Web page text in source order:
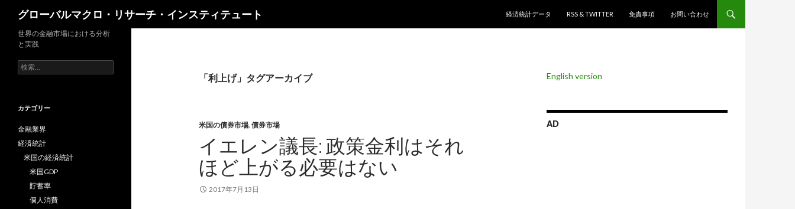
グローバルマクロ・リサーチ・インスティテュート
経済統計データ
RSS & TWITTER 免責事項 お問い合わせ
「利上げ」タグアーカイブ
米国の債券市場, 債券市場
イエレン議長: 政策金利はそれ
ほど上がる必要はない
2017年7月13日
English version
AD
世界の金融市場における分析
と実践
検
索:
カテゴリー
金融業界
経済統計
米国の経済統計
米国GDP
貯蓄率
個人消費